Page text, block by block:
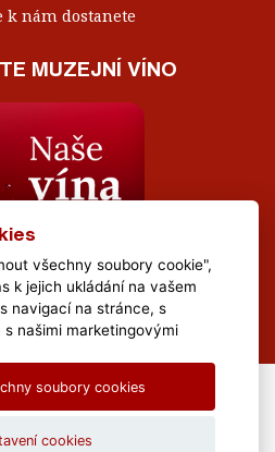
k nám dostanete
MUZEJNÍ VÍNO
Brněnska © 2020, Webdesign by
všechny soubory cookie",
k jejich ukládání na vašem
navigací na stránce, s
našimi marketingovými
soubory cookies
cookies